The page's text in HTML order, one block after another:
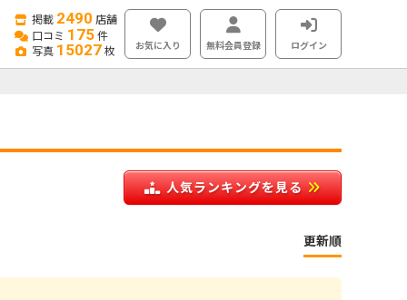
掲載 2490 店舗
口コミ 175 件
写真 15027 枚 お気に入り 無料会員登録 ログイン
人気ランキングを見る
更新順